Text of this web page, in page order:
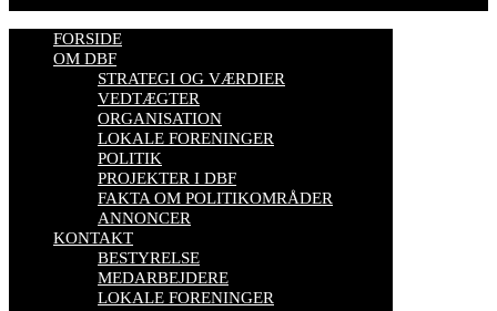
FORSIDE
OM DBF
STRATEGI OG VÆRDIER
VEDTÆGTER
ORGANISATION
LOKALE FORENINGER
POLITIK
PROJEKTER I DBF
FAKTA OM POLITIKOMRÅDER
ANNONCER
KONTAKT
BESTYRELSE
MEDARBEJDERE
LOKALE FORENINGER